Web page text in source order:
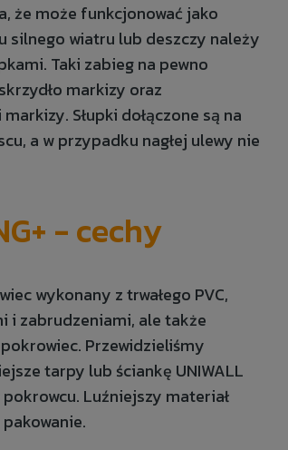
że może funkcjonować jako
silnego wiatru lub deszczy należy
Taki zabieg na pewno
markizy oraz
Słupki dołączone są na
a w przypadku nagłej ulewy nie
- cechy
wykonany z trwałego PVC,
i zabrudzeniami, ale także
Przewidzieliśmy
tarpy lub ściankę UNIWALL
Luźniejszy materiał